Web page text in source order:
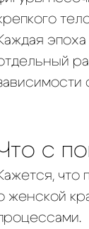
с
женской